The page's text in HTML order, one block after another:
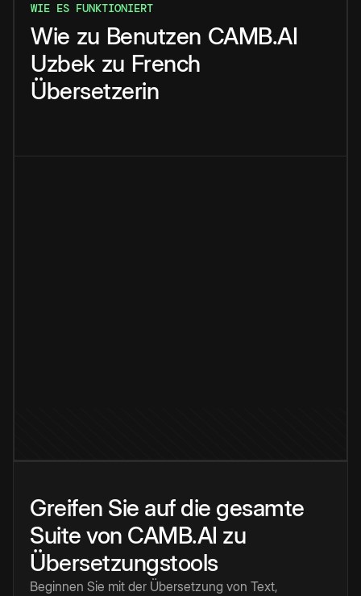
WIE ES FUNKTIONIERT
Wie zu Benutzen CAMB.AI
Uzbek zu French
Übersetzerin
Greifen Sie auf die gesamte
Suite von CAMB.AI zu
Übersetzungstools
Beginnen Sie mit der Übersetzung von Text,